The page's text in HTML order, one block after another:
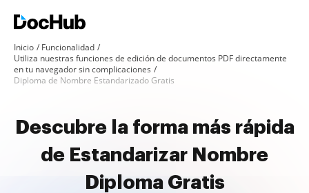
Inicio
Funcionalidad
Utiliza nuestras funciones de edición de documentos PDF directamente
en tu navegador sin complicaciones
Diploma de Nombre Estandarizado Gratis
Descubre la forma más rápida
de Estandarizar Nombre
Diploma Gratis